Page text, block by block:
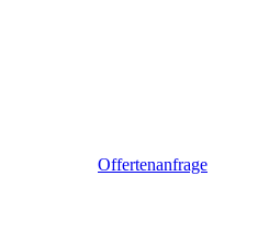
Offertenanfrage